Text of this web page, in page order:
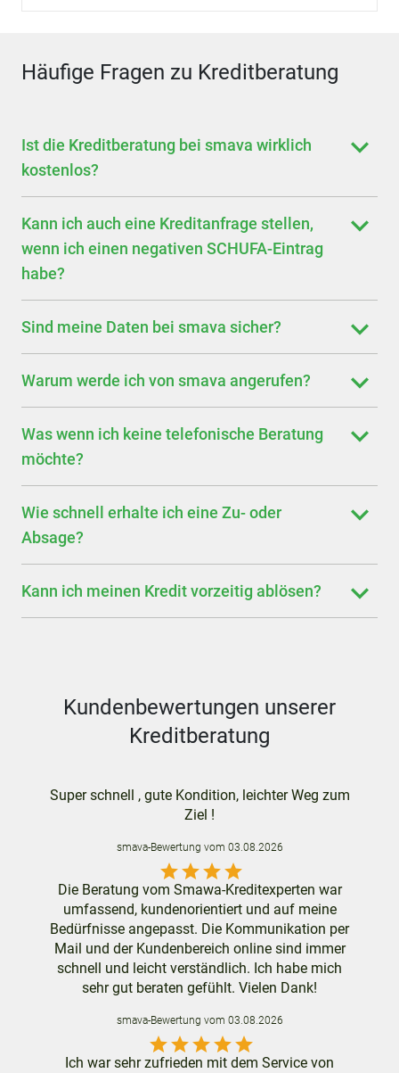
Häufige Fragen zu Kreditberatung
Ist die Kreditberatung bei smava wirklich
kostenlos?
Kann ich auch eine Kreditanfrage stellen,
wenn ich einen negativen SCHUFA-Eintrag
habe?
Sind meine Daten bei smava sicher?
Warum werde ich von smava angerufen?
Was wenn ich keine telefonische Beratung
möchte?
Wie schnell erhalte ich eine Zu- oder
Absage?
Kann ich meinen Kredit vorzeitig ablösen?
Kundenbewertungen unserer
Kreditberatung
Super schnell , gute Kondition, leichter Weg zum
Ziel !
smava-Bewertung vom 03.08.2026
starstarstarstar
Die Beratung vom Smawa-Kreditexperten war
umfassend, kundenorientiert und auf meine
Bedürfnisse angepasst. Die Kommunikation per
Mail und der Kundenbereich online sind immer
schnell und leicht verständlich. Ich habe mich
sehr gut beraten gefühlt. Vielen Dank!
smava-Bewertung vom 03.08.2026
starstarstarstarstar
Ich war sehr zufrieden mit dem Service von